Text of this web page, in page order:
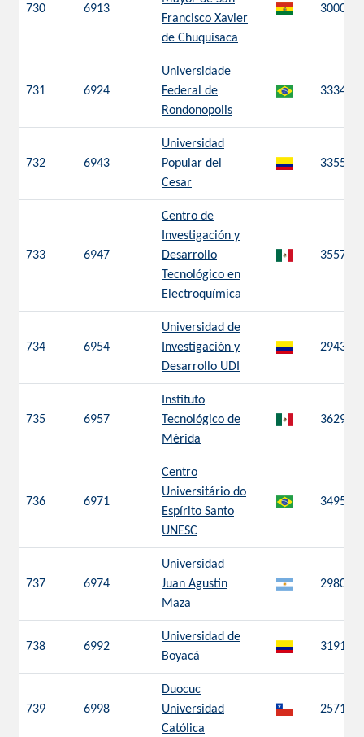
730 6913
Francisco Xavier
de Chuquisaca
3000
731 6924
Universidade
Federal de
Rondonopolis
3334
732 6943
Universidad
Popular del
Cesar
3355
733 6947
Centro de
Investigación y
Desarrollo
Tecnológico en
Electroquímica
3557
734 6954
Universidad de
Investigación y
Desarrollo UDI
2943
735 6957
Instituto
Tecnológico de
Mérida
3629
736 6971
Centro
Universitário do
Espírito Santo
UNESC
3495
737 6974
Universidad
Juan Agustin
Maza
2980
738 6992
Universidad de
Boyacá
3191
739 6998
Duocuc
Universidad
Católica
2571